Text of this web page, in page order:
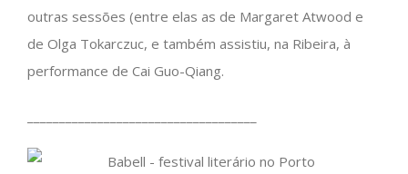
outras sessões (entre elas as de Margaret Atwood e
de Olga Tokarczuc, e também assistiu, na Ribeira, à
performance de Cai Guo-Qiang.